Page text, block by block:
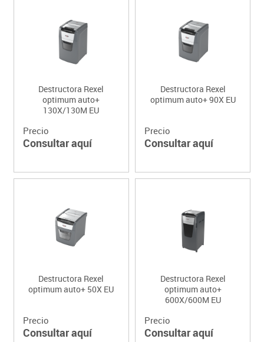
Destructora Rexel
optimum auto+
130X/130M EU
Precio
Consultar aquí
Destructora Rexel
optimum auto+ 90X EU
Precio
Consultar aquí
Destructora Rexel
optimum auto+ 50X EU
Precio
Consultar aquí
Destructora Rexel
optimum auto+
600X/600M EU
Precio
Consultar aquí